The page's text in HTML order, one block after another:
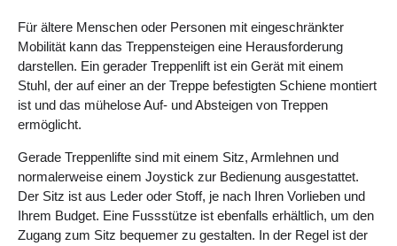
Für ältere Menschen oder Personen mit eingeschränkter
Mobilität kann das Treppensteigen eine Herausforderung
darstellen. Ein gerader Treppenlift ist ein Gerät mit einem
Stuhl, der auf einer an der Treppe befestigten Schiene montiert
ist und das mühelose Auf- und Absteigen von Treppen
ermöglicht.
Gerade Treppenlifte sind mit einem Sitz, Armlehnen und
normalerweise einem Joystick zur Bedienung ausgestattet.
Der Sitz ist aus Leder oder Stoff, je nach Ihren Vorlieben und
Ihrem Budget. Eine Fussstütze ist ebenfalls erhältlich, um den
Zugang zum Sitz bequemer zu gestalten. In der Regel ist der